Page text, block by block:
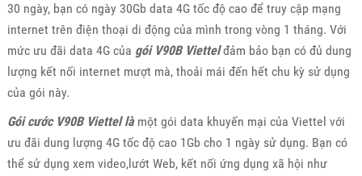
30 ngày, bạn có ngày 30Gb data 4G tốc độ cao để truy cập mạng
internet trên điện thoại di động của mình trong vòng 1 tháng. Với
mức ưu đãi data 4G của gói V90B Viettelđảm bảo bạn có đủ dung
lượng kết nối internet mượt mà, thoải mái đến hết chu kỳ sử dụng
của gói này.
Gói cước V90B Viettel làmột gói data khuyến mại của Viettel với
ưu đãi dung lượng 4G tốc độ cao 1Gb cho 1 ngày sử dụng. Bạn có
thể sử dụng xem video,lướt Web, kết nối ứng dụng xã hội như